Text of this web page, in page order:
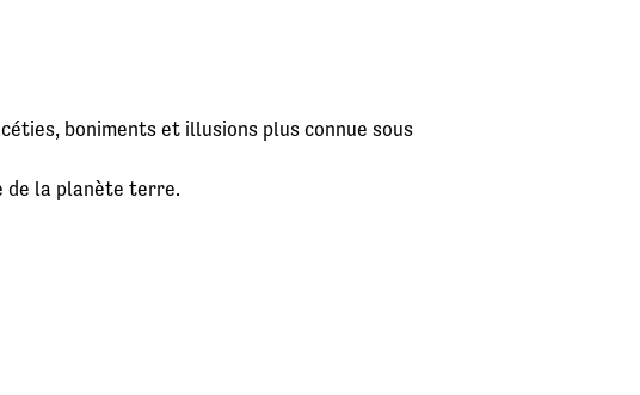
boniments et illusions plus connue sous
de la planète terre.